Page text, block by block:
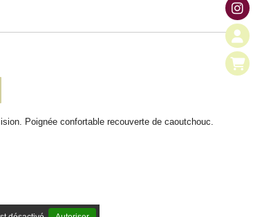
Poignée confortable recouverte de caoutchouc.